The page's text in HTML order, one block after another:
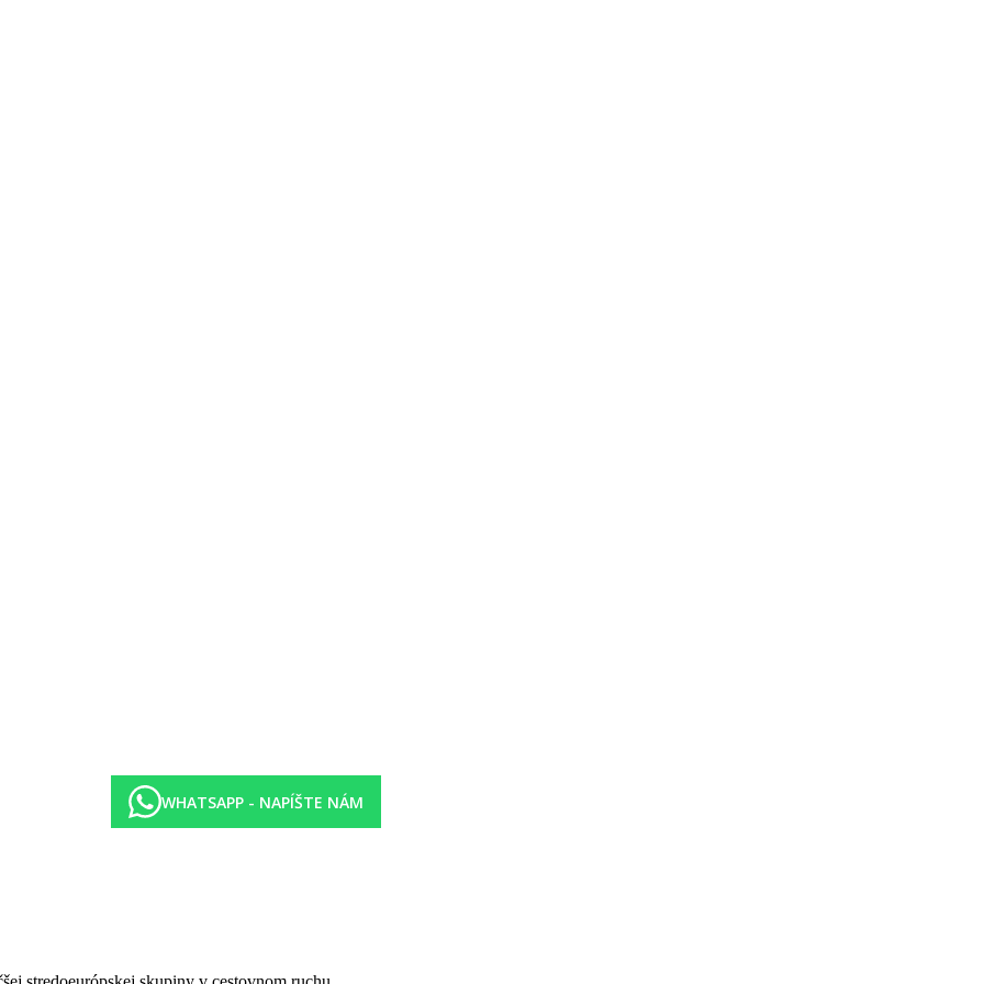
obchody, konferenčná miestnosť, wifi
minibar, trezor, telefón, TV/sat., set na prípravu kávy a čaju, balkón alebo terasa, cca 32m2. nie je možná prístelka
(niektoré jedlá za poplatok)
(10–15 minút autom) a Le Victoria (30 minút autom)
hotels.com)
WHATSAPP - NAPÍŠTE NÁM